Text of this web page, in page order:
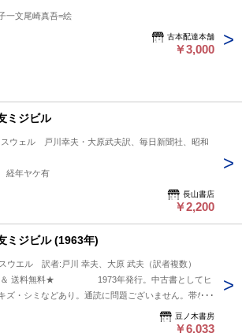
一文尾崎真吾=絵
古本配達本舗
￥3,000
ミジビル
ウェル 戸川幸夫・大原武夫訳、毎日新聞社、昭和
経年ヤケ有
長山書店
￥2,200
ミジビル (1963年)
ウエル 訳者:戸川 幸夫、大原 武夫（訳者複数）
＆ 送料無料★ 1973年発行。中古書としてヒ
ズ・シミなどあり。通読に問題ございません。帯な
ちらの商品は★送料無料★でお届けいたします。
豆ノ木書房
￥6,033